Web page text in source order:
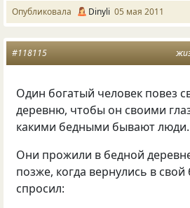
Опубликовала Dinyli 05 мая 2011
#118115
Один богатый человек повез
деревню, чтобы он своими
какими бедными бывают люди.
Они прожили в бедной
позже, когда вернулись в
спросил: